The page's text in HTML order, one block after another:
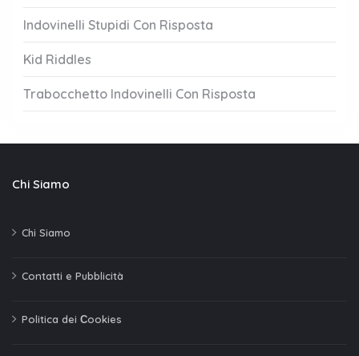
Indovinelli Stupidi Con Risposta
Kid Riddles
Trabocchetto Indovinelli Con Risposta
Chi Siamo
Chi Siamo
Contatti e Pubblicità
Politica dei Сookies